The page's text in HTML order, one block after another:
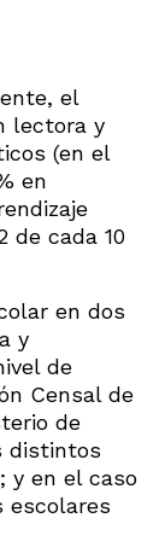
el
lectora y
(en el
en
de cada 10
en dos
y
de
Censal de
de
distintos
y en el caso
escolares